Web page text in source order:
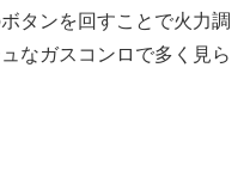
タンを回すことで火力調
なガスコンロで多く見ら